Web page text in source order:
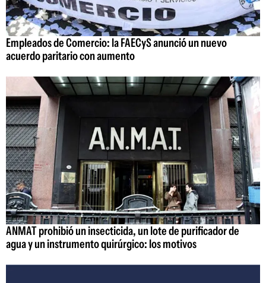
Empleados de Comercio: la FAECyS anunció un nuevo
acuerdo paritario con aumento
ANMAT prohibió un insecticida, un lote de purificador de
agua y un instrumento quirúrgico: los motivos